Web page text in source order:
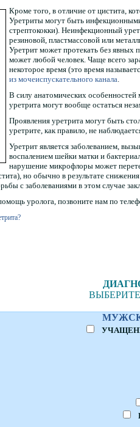
Кроме того, в отличие от цистита,
Уретриты могут быть
стрептококки). Неинфекционный
резиновой, пластмассовой или
Уретрит может протекать без явных
может любой человек. Чаще всего
некоторое время (это время
из мочеиспускательного канала
В силу анатомических
уретрита могут вообще остаться
Проявления уретрита могут быть
уретрите, как правило, не
Уретрит является заболеванием,
воспалением шейки матки и
нарушение микрофлоры может
но обычно в результате
с заболеваниями в этом случае
уролога, позвоните нам по